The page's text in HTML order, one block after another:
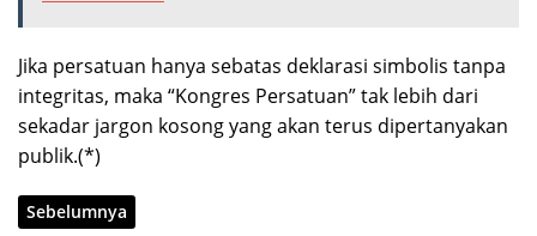
Jika persatuan hanya sebatas deklarasi simbolis tanpa
integritas, maka “Kongres Persatuan” tak lebih dari
sekadar jargon kosong yang akan terus dipertanyakan
publik.(*)
Sebelumnya